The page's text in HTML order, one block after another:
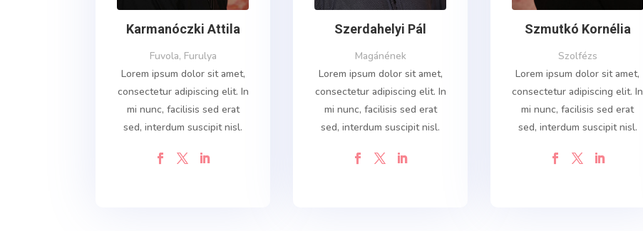
Karmanóczki Attila
Fuvola, Furulya
Lorem ipsum dolor sit amet,
consectetur adipiscing elit. In
mi nunc, facilisis sed erat
sed, interdum suscipit nisl.
Szerdahelyi Pál
Magánének
Lorem ipsum dolor sit amet,
consectetur adipiscing elit. In
mi nunc, facilisis sed erat
sed, interdum suscipit nisl.
Szmutkó Kornélia
Szolfézs
Lorem ipsum dolor sit amet,
consectetur adipiscing elit. In
mi nunc, facilisis sed erat
sed, interdum suscipit nisl.